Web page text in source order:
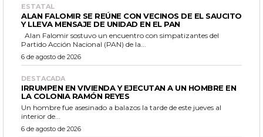
ESTATAL
ALAN FALOMIR SE REÚNE CON VECINOS DE EL SAUCITO
Y LLEVA MENSAJE DE UNIDAD EN EL PAN
Partido Acción Nacional (PAN) de la...
6 de agosto de 2026
DESTACADA
IRRUMPEN EN VIVIENDA Y EJECUTAN A UN HOMBRE EN
LA COLONIA RAMÓN REYES
Un hombre fue asesinado a balazos la tarde de este jueves al
interior de...
6 de agosto de 2026